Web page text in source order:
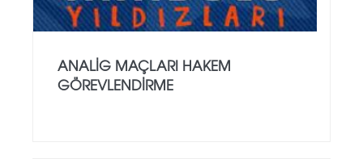
ANALİG MAÇLARI HAKEM
GÖREVLENDİRME